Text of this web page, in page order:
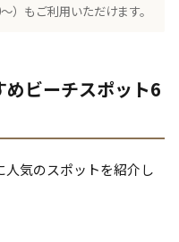
）もご利用いただけます。
ビーチスポット6
気のスポットを紹介し